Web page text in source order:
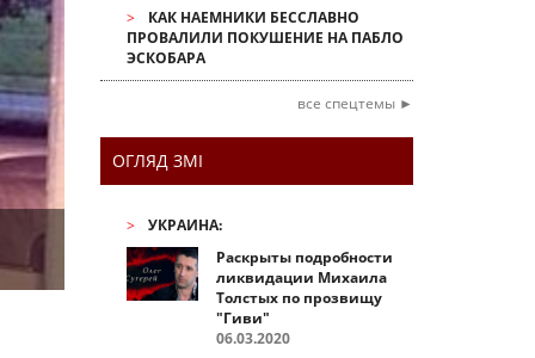
КАК НАЕМНИКИ БЕССЛАВНО
ПРОВАЛИЛИ ПОКУШЕНИЕ НА ПАБЛО
ЭСКОБАРА
все спецтемы ►
ОГЛЯД ЗМІ
УКРАИНА:
Раскрыты подробности
ликвидации Михаила
Толстых по прозвищу
"Гиви"
06.03.2020